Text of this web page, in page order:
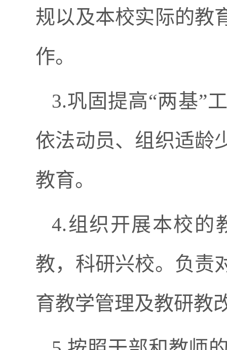
规以及本校实际的教
作。
3.巩固提高“两基”
依法动员、组织适龄
教育。
4.组织开展本校的
教，科研兴校。负责
育教学管理及教研教